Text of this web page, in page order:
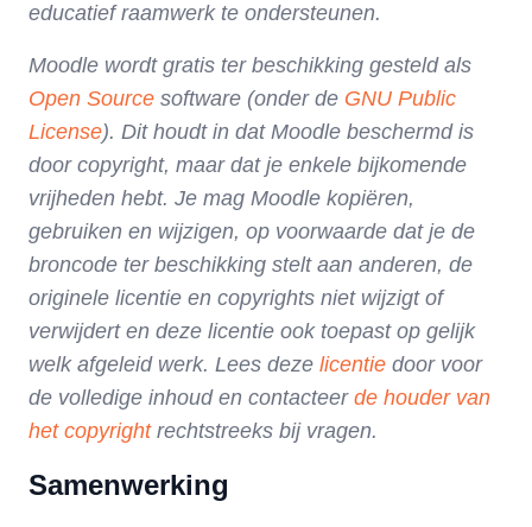
educatief raamwerk te ondersteunen.
Moodle wordt gratis ter beschikking gesteld als
Open Source software (onder de GNU Public
License). Dit houdt in dat Moodle beschermd is
door copyright, maar dat je enkele bijkomende
vrijheden hebt. Je mag Moodle kopiëren,
gebruiken en wijzigen, op voorwaarde dat je de
broncode ter beschikking stelt aan anderen, de
originele licentie en copyrights niet wijzigt of
verwijdert en deze licentie ook toepast op gelijk
welk afgeleid werk. Lees deze licentie door voor
de volledige inhoud en contacteer de houder van
het copyrightrechtstreeks bij vragen.
Samenwerking